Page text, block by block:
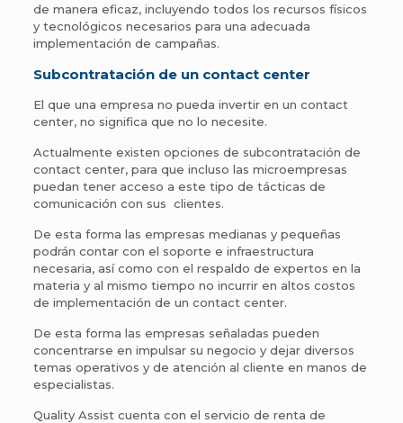
de manera eficaz, incluyendo todos los recursos físicos
y tecnológicos necesarios para una adecuada
implementación de campañas.
Subcontratación de un contact center
El que una empresa no pueda invertir en un contact
center, no significa que no lo necesite.
Actualmente existen opciones de subcontratación de
contact center, para que incluso las microempresas
puedan tener acceso a este tipo de tácticas de
comunicación con sus clientes.
De esta forma las empresas medianas y pequeñas
podrán contar con el soporte e infraestructura
necesaria, así como con el respaldo de expertos en la
materia y al mismo tiempo no incurrir en altos costos
de implementación de un contact center.
De esta forma las empresas señaladas pueden
concentrarse en impulsar su negocio y dejar diversos
temas operativos y de atención al cliente en manos de
especialistas.
Quality Assist cuenta con el servicio de renta de